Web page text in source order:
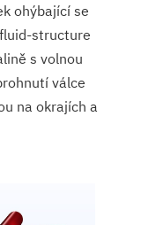
ohýbající se
structure
s volnou
válce
na okrajích a